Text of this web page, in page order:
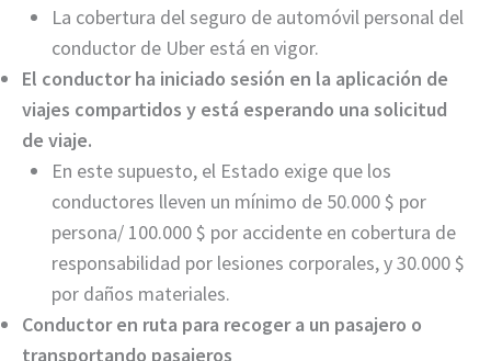
La cobertura del seguro de automóvil personal del
conductor de Uber está en vigor.
El conductor ha iniciado sesión en la aplicación de
viajes compartidos y está esperando una solicitud
de viaje.
En este supuesto, el Estado exige que los
conductores lleven un mínimo de 50.000 $ por
persona/ 100.000 $ por accidente en cobertura de
responsabilidad por lesiones corporales, y 30.000 $
por daños materiales.
Conductor en ruta para recoger a un pasajero o
transportando pasajeros